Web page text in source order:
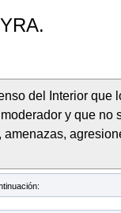
del Interior que
y que no